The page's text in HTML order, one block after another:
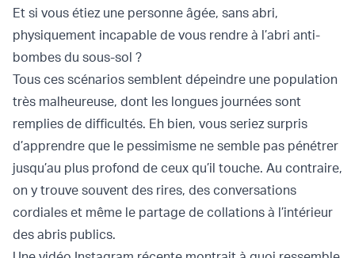
Et si vous étiez une personne âgée, sans abri,
physiquement incapable de vous rendre à l’abri anti-
bombes du sous-sol ?
Tous ces scénarios semblent dépeindre une population
très malheureuse, dont les longues journées sont
remplies de difficultés. Eh bien, vous seriez surpris
d’apprendre que le pessimisme ne semble pas pénétrer
jusqu’au plus profond de ceux qu’il touche. Au contraire,
on y trouve souvent des rires, des conversations
cordiales et même le partage de collations à l’intérieur
des abris publics.